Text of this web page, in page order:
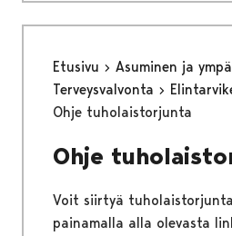
Etusivu
Asuminen ja
Terveysvalvonta
Ohje tuholaistorjunta
Ohje
Voit siirtyä
painamalla alla olevasta